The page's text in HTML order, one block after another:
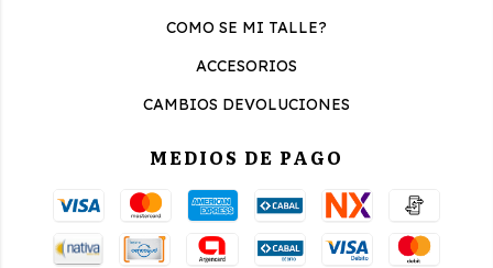
COMO SE MI TALLE?
ACCESORIOS
CAMBIOS DEVOLUCIONES
MEDIOS DE PAGO